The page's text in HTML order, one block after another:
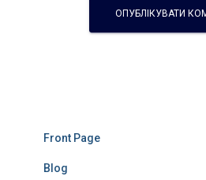
Front Page
Blog